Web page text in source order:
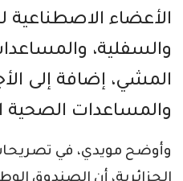
الأعضاء الاصطناعية
والسفلية،
المشي، إضافة إلى
والمساعدات الصحية
وأوضح مويدي، في تصريحات